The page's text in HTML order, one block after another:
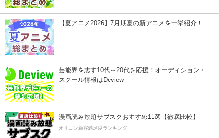
【夏アニメ2026】7月期夏の新アニメを一挙紹介！
芸能界を志す10代～20代を応援！オーディション・
スクール情報はDeview
漫画読み放題サブスクおすすめ11選【徹底比較】
オリコン顧客満足度ランキング